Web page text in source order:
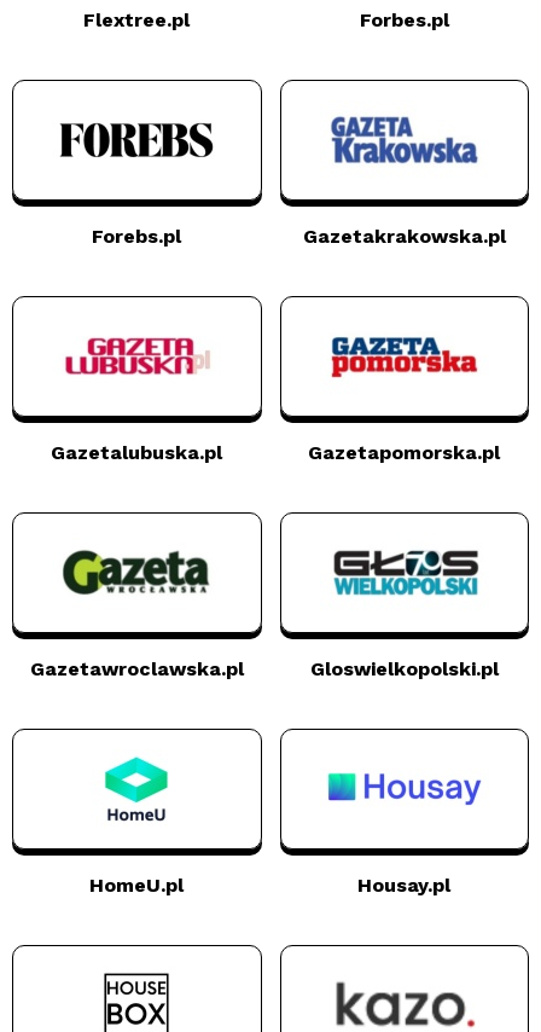
Flextree.pl Forbes.pl
Forebs.pl Gazetakrakowska.pl
Gazetalubuska.pl Gazetapomorska.pl
Gazetawroclawska.pl Gloswielkopolski.pl
HomeU.pl Housay.pl